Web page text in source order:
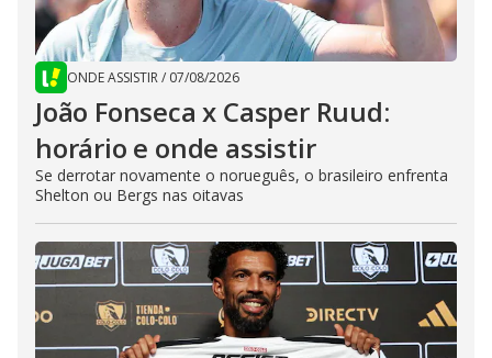
ONDE ASSISTIR/ 07/08/2026
João Fonseca x Casper Ruud:
horário e onde assistir
Se derrotar novamente o norueguês, o brasileiro enfrenta
Shelton ou Bergs nas oitavas